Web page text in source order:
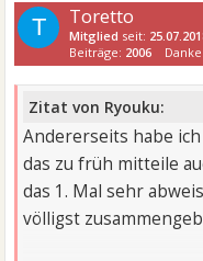
T Toretto
Mitglied seit:
Beiträge: 2006
Zitat von Ryouku:
Andererseits habe
das zu früh mitteile
das 1. Mal sehr
völligst